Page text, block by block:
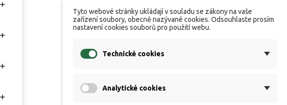




Tyto webové stránky ukládají v souladu se zákony na vaše
zařízení soubory, obecně nazývané cookies. Odsouhlaste prosím
nastavení cookies souborů pro použití webu.
Technické cookies
Analytické cookies